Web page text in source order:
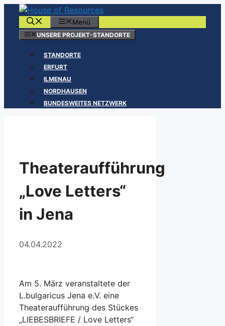
Zum
springen
Menü
UNSERE PROJEKT-STANDORTE
STANDORTE
ERFURT
ILMENAU
NORDHAUSEN
BUNDESWEITES NETZWERK
Theateraufführung
„Love Letters“
in Jena
04.04.2022
Am 5. März veranstaltete der
L.bulgaricus Jena e.V. eine
Theateraufführung des Stückes
„LIEBESBRIEFE / Love Letters“